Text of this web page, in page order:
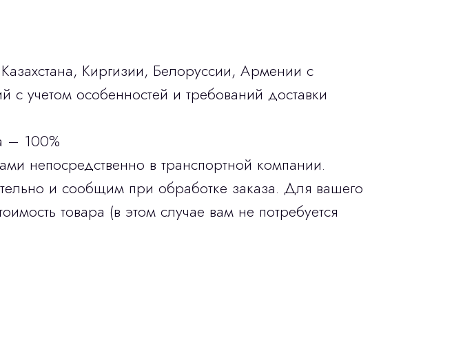
Киргизии, Белоруссии, Армении с
учетом особенностей и требований доставки
– 100%
непосредственно в транспортной компании.
и сообщим при обработке заказа. Для вашего
товара (в этом случае вам не потребуется